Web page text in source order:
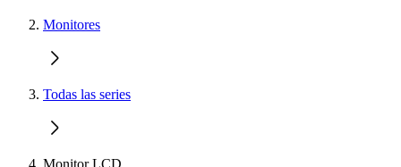
Monitores
Todas las series
Monitor LCD